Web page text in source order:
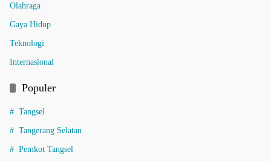
Olahraga
Gaya Hidup
Teknologi
Internasional
Populer
Tangsel
Tangerang Selatan
Pemkot Tangsel